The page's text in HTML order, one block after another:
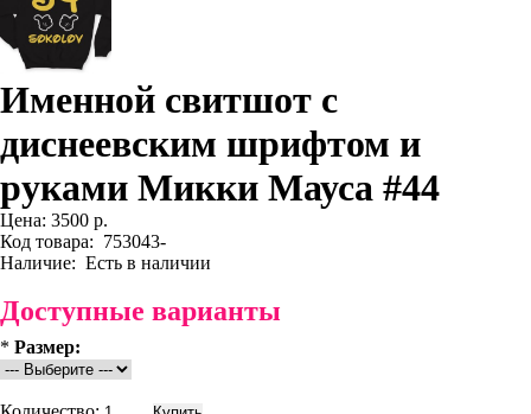
Именной свитшот с
диснеевским шрифтом и
руками Микки Мауса #44
Цена: 3500 р.
Код товара: 753043-
Наличие: Есть в наличии
Доступные варианты
* Размер: